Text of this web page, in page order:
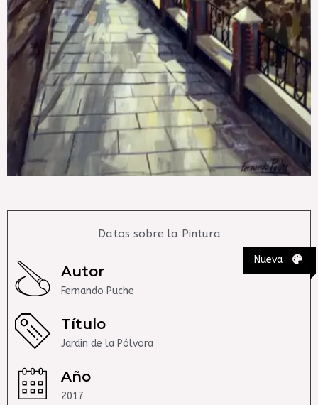
Nueva
Datos sobre la Pintura
Autor
Fernando Puche
Título
Jardín de la Pólvora
Año
2017